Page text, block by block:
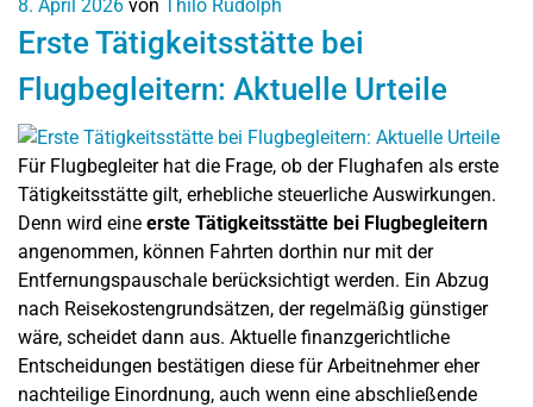
8. April 2026 von Thilo Rudolph
Erste Tätigkeitsstätte bei
Flugbegleitern: Aktuelle Urteile
Für Flugbegleiter hat die Frage, ob der Flughafen als erste
Tätigkeitsstätte gilt, erhebliche steuerliche Auswirkungen.
Denn wird eine erste Tätigkeitsstätte bei Flugbegleitern
angenommen, können Fahrten dorthin nur mit der
Entfernungspauschale berücksichtigt werden. Ein Abzug
nach Reisekostengrundsätzen, der regelmäßig günstiger
wäre, scheidet dann aus. Aktuelle finanzgerichtliche
Entscheidungen bestätigen diese für Arbeitnehmer eher
nachteilige Einordnung, auch wenn eine abschließende